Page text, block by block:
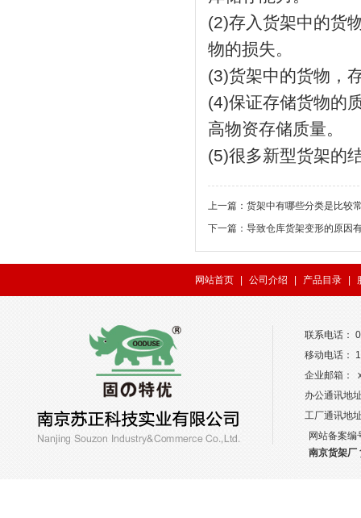
(2)存入货架中的货
物的损失。
(3)货架中的货物
(4)保证存储货物的
高物资存储质量。
(5)很多新型货架的
上一篇： 货架中有哪些分类是比较
下一篇： 导致仓库货架变形的原因
网站首页 公司介绍 产品目录
联系电话：
移动电话：
企业邮箱：
办公通讯地
工厂通讯地
网站备案编
南京货架厂